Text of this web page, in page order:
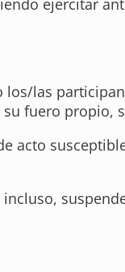
ejercitar
los/las
su fuero propio,
acto